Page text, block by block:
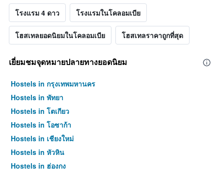
โรงแรม 4 ดาว โรงแรมในโคลอมเบีย
โฮสเทลยอดนิยมในโคลอมเบีย โฮสเทลราคาถูกที่สุด
เยี่ยมชมจุดหมายปลายทางยอดนิยม
Hostels in กรุงเทพมหานคร
Hostels in พัทยา
Hostels in โตเกียว
Hostels in โอซาก้า
Hostels in เชียงใหม่
Hostels in หัวหิน
Hostels in ฮ่องกง